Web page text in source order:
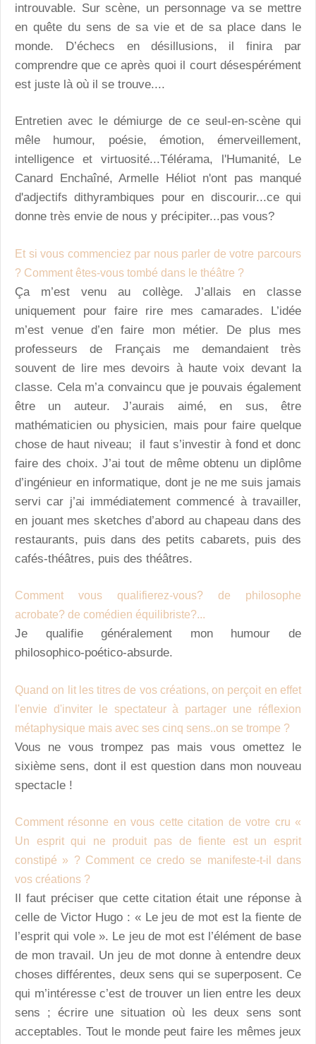
introuvable. Sur scène, un personnage va se mettre
en quête du sens de sa vie et de sa place dans le
monde. D’échecs en désillusions, il finira par
comprendre que ce après quoi il court désespérément
est juste là où il se trouve....
Entretien avec le démiurge de ce seul-en-scène qui
mêle humour, poésie, émotion, émerveillement,
intelligence et virtuosité...Télérama, l'Humanité, Le
Canard Enchaîné, Armelle Héliot n'ont pas manqué
d'adjectifs dithyrambiques pour en discourir...ce qui
donne très envie de nous y précipiter...pas vous?
Et si vous commenciez par nous parler de votre parcours
? Comment êtes-vous tombé dans le théâtre ?
Ça m’est venu au collège. J’allais en classe
uniquement pour faire rire mes camarades. L’idée
m’est venue d’en faire mon métier. De plus mes
professeurs de Français me demandaient très
souvent de lire mes devoirs à haute voix devant la
classe. Cela m’a convaincu que je pouvais également
être un auteur. J’aurais aimé, en sus, être
mathématicien ou physicien, mais pour faire quelque
chose de haut niveau; il faut s’investir à fond et donc
faire des choix. J’ai tout de même obtenu un diplôme
d’ingénieur en informatique, dont je ne me suis jamais
servi car j’ai immédiatement commencé à travailler,
en jouant mes sketches d’abord au chapeau dans des
restaurants, puis dans des petits cabarets, puis des
cafés-théâtres, puis des théâtres.
Comment vous qualifierez-vous? de philosophe
acrobate? de comédien équilibriste?...
Je qualifie généralement mon humour de
philosophico-poético-absurde.
Quand on lit les titres de vos créations, on perçoit en effet
l'envie d'inviter le spectateur à partager une réflexion
métaphysique mais avec ses cinq sens..on se trompe ?
Vous ne vous trompez pas mais vous omettez le
sixième sens, dont il est question dans mon nouveau
spectacle !
Comment résonne en vous cette citation de votre cru «
Un esprit qui ne produit pas de fiente est un esprit
constipé » ? Comment ce credo se manifeste-t-il dans
vos créations ?
Il faut préciser que cette citation était une réponse à
celle de Victor Hugo : « Le jeu de mot est la fiente de
l’esprit qui vole ». Le jeu de mot est l’élément de base
de mon travail. Un jeu de mot donne à entendre deux
choses différentes, deux sens qui se superposent. Ce
qui m’intéresse c’est de trouver un lien entre les deux
sens ; écrire une situation où les deux sens sont
acceptables. Tout le monde peut faire les mêmes jeux